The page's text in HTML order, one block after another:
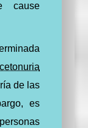
cause
de las
es